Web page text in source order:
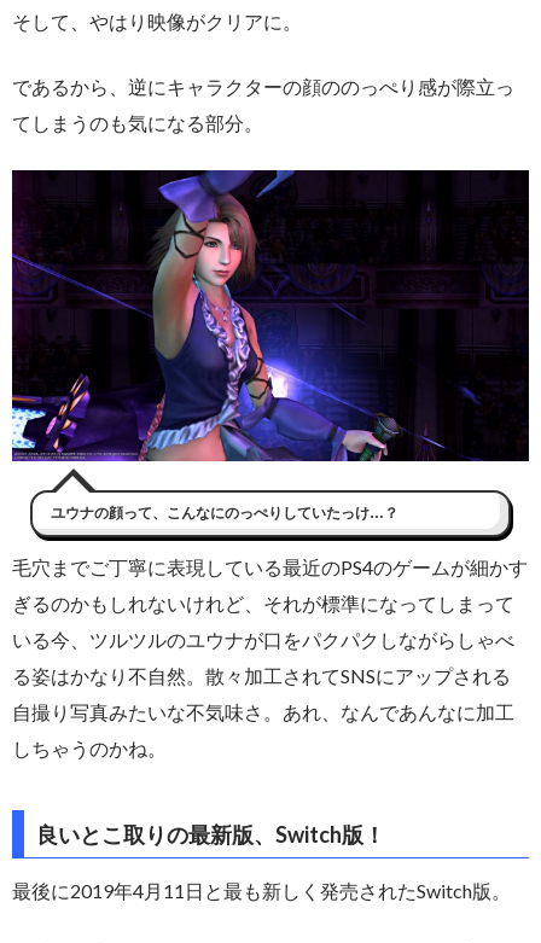
そして、やはり映像がクリアに。
であるから、逆にキャラクターの顔ののっぺり感が際立っ
てしまうのも気になる部分。
ユウナの顔って、こんなにのっぺりしていたっけ…？
毛穴までご丁寧に表現している最近のPS4のゲームが細かす
ぎるのかもしれないけれど、それが標準になってしまって
いる今、ツルツルのユウナが口をパクパクしながらしゃべ
る姿はかなり不自然。散々加工されてSNSにアップされる
自撮り写真みたいな不気味さ。あれ、なんであんなに加工
しちゃうのかね。
良いとこ取りの最新版、Switch版！
最後に2019年4月11日と最も新しく発売されたSwitch版。